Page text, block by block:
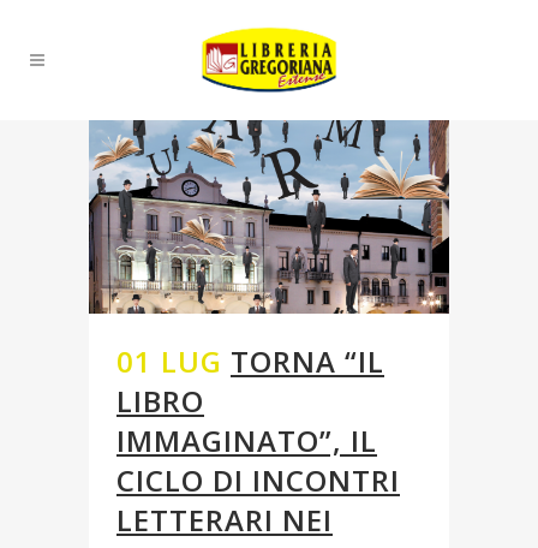
01 LUG TORNA “IL
LIBRO
IMMAGINATO”, IL
CICLO DI INCONTRI
LETTERARI NEI